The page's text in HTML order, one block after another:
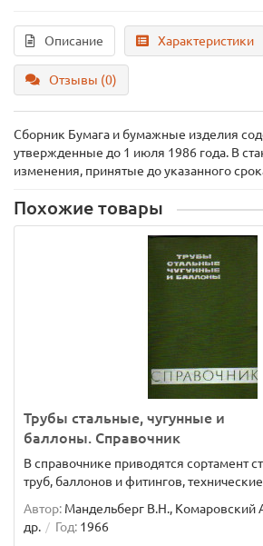
Описание Характеристики
Отзывы (0)
Сборник Бумага и бумажные изделия
утвержденные до 1 июля 1986 года. В
изменения, принятые до указанного
Похожие товары
Трубы стальные, чугунные и
баллоны. Справочник
В справочнике приводятся сортамент
труб, баллонов и фитингов,
Автор: Мандельберг В.Н., Комаровский
др.
Год: 1966